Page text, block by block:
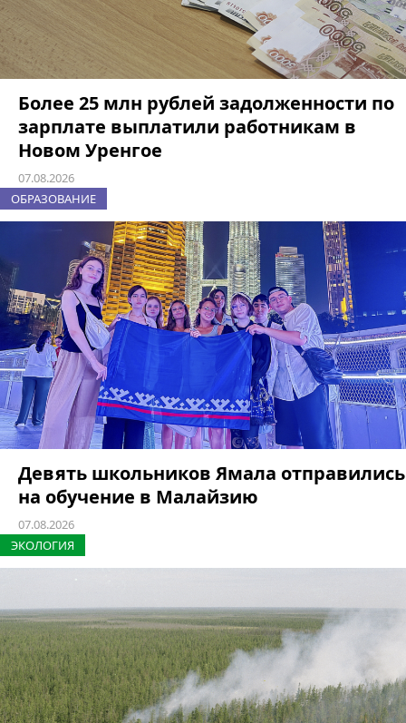
Более 25 млн рублей задолженности по
зарплате выплатили работникам в
Новом Уренгое
07.08.2026
ОБРАЗОВАНИЕ
Девять школьников Ямала отправились
на обучение в Малайзию
07.08.2026
ЭКОЛОГИЯ